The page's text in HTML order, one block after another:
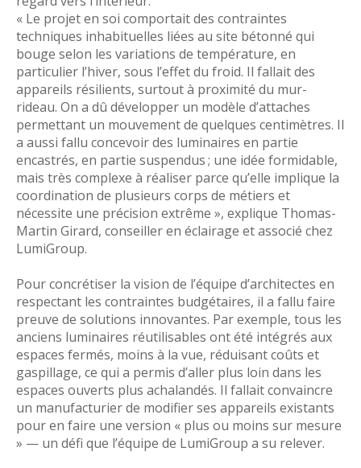
« Le projet en soi comportait des contraintes
techniques inhabituelles liées au site bétonné qui
bouge selon les variations de température, en
particulier l’hiver, sous l’effet du froid. Il fallait des
appareils résilients, surtout à proximité du mur-
rideau. On a dû développer un modèle d’attaches
permettant un mouvement de quelques centimètres. Il
a aussi fallu concevoir des luminaires en partie
encastrés, en partie suspendus ; une idée formidable,
mais très complexe à réaliser parce qu’elle implique la
coordination de plusieurs corps de métiers et
nécessite une précision extrême », explique Thomas-
Martin Girard, conseiller en éclairage et associé chez
LumiGroup.
Pour concrétiser la vision de l’équipe d’architectes en
respectant les contraintes budgétaires, il a fallu faire
preuve de solutions innovantes. Par exemple, tous les
anciens luminaires réutilisables ont été intégrés aux
espaces fermés, moins à la vue, réduisant coûts et
gaspillage, ce qui a permis d’aller plus loin dans les
espaces ouverts plus achalandés. Il fallait convaincre
un manufacturier de modifier ses appareils existants
pour en faire une version « plus ou moins sur mesure
» — un défi que l’équipe de LumiGroup a su relever.